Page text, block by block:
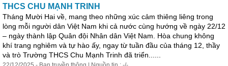
THCS CHU MẠNH TRINH
Tháng Mười Hai về, mang theo những xúc cảm thiêng liêng trong
lòng mỗi người dân Việt Nam khi cả nước cùng hướng về ngày 22/12
– ngày thành lập Quân đội Nhân dân Việt Nam. Hòa chung không
khí trang nghiêm và tự hào ấy, ngay từ tuần đầu của tháng 12, thầy
và trò Trường THCS Chu Mạnh Trinh đã triển......